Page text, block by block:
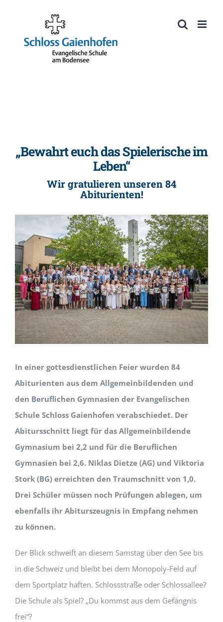
Werkzeugleiste öffnen
springen
„Bewahrt euch das Spielerische im
Leben“
Wir gratulieren unseren 84
Abiturienten!
In einer gottesdienstlichen Feier wurden 84
Abiturienten aus dem Allgemeinbildenden und
den Beruflichen Gymnasien der Evangelischen
Schule Schloss Gaienhofen verabschiedet. Der
Abitursschnitt liegt für das Allgemeinbildende
Gymnasium bei 2,2 und für die Beruflichen
Gymnasien bei 2,6. Niklas Dietze (AG) und Viktoria
Stork (BG) erreichten den Traumschnitt von 1,0.
Drei Schüler müssen noch Prüfungen ablegen, um
ebenfalls ihr Abiturszeugnis in Empfang nehmen
zu können.
Der Blick schweift an diesem Samstag über den See bis
in die Schweiz und bleibt bei dem Monopoly-Feld auf
dem Sportplatz haften. Schlossstraße oder Schlossallee?
Die Schule als Spiel? „Du kommst aus dem Gefängnis
frei“?